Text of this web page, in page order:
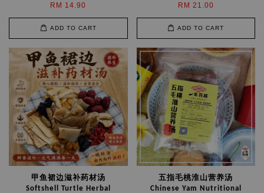
RM 14.90
ADD TO CART
RM 21.00
ADD TO CART
甲鱼裙边滋补药材汤
Softshell Turtle Herbal
五指毛桃淮山营养汤
Chinese Yam Nutritional